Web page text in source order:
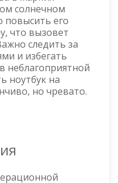
солнечном
повысить его
что вызовет
следить за
и избегать
неблагоприятной
ноутбук на
но чревато.